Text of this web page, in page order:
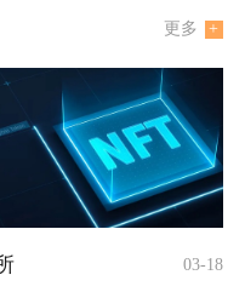
更多
03-18